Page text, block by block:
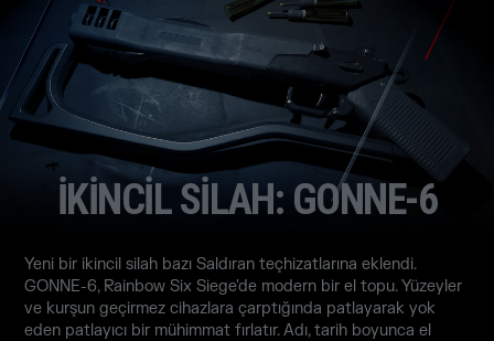
İKİNCİL SİLAH: GONNE-6
Yeni bir ikincil silah bazı Saldıran teçhizatlarına eklendi.
GONNE-6, Rainbow Six Siege'de modern bir el topu. Yüzeyler
ve kurşun geçirmez cihazlara çarptığında patlayarak yok
eden patlayıcı bir mühimmat fırlatır. Adı, tarih boyunca el